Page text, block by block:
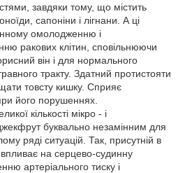
завдяки тому, що містить
сапоніни і лігнани. А ці
омолодженню і
ракових клітин, сповільнюючи
він і для нормального
тракту. Здатний протистояти
товсту кишку. Сприяє
його порушеннях.
кількості мікро - і
буквально незамінним для
ряді ситуацій. Так, присутній в
на серцево-судинну
артеріального тиску і